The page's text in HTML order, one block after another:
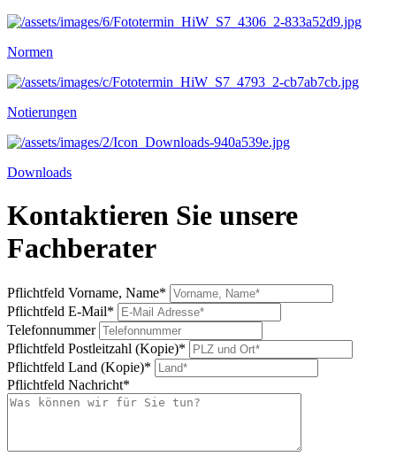
Normen
Notierungen
Downloads
Kontaktieren Sie unsere
Fachberater
Pflichtfeld Vorname, Name*
Pflichtfeld E-Mail*
Telefonnummer
Pflichtfeld Postleitzahl (Kopie)*
Pflichtfeld Land (Kopie)*
Pflichtfeld Nachricht*